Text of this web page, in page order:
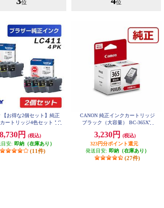
位
【お得な2個セット】純正
ートリッジ4色セット LC
8,730円
(税込)
安: 即納（在庫あり）
(11件)
位
CANON 純正インクカートリッジ
ブラック（大容量） BC-365XL
3,230円
(税込)
323円分ポイント還元
発送目安: 即納（在庫あり）
(27件)